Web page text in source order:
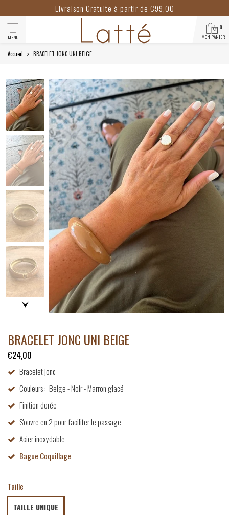
Livraison Gratuite à partir de €99,00
0
MON PANIER
MENU
Accueil BRACELET JONC UNI BEIGE
BRACELET JONC UNI BEIGE
€24,00
Bracelet jonc
Couleurs : Beige - Noir -Marron glacé
Finition dorée
S'ouvre en 2 pour faciliter le passage
Acier inoxydable
Bague Coquillage
Taille
TAILLE UNIQUE